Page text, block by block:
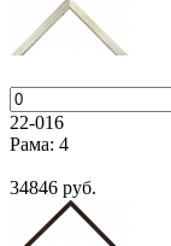
22-016
Рама: 4
34846 руб.